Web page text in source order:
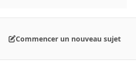
Commencer un nouveau sujet